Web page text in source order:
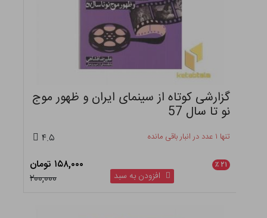
گزارشی کوتاه از سینمای ایران و ظهور موج
نو تا سال 57
تنها ۱ عدد در انبار باقی مانده ۴.۵
۲۱ ٪
۱۵۸,۰۰۰ تومان
۲۰۰,۰۰۰
افزودن به سبد